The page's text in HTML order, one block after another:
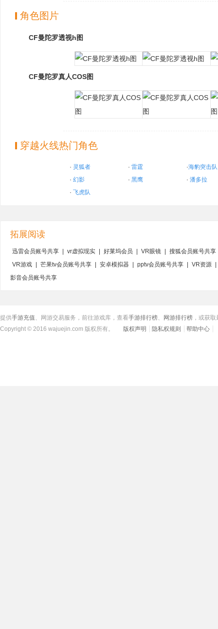
角色图片
CF曼陀罗透视h图
CF曼陀罗真人COS图
穿越火线热门角色
· 灵狐者 · 雷霆 ·海豹突击队
· 幻影 · 黑鹰 · 潘多拉
· 飞虎队
拓展阅读
迅雷会员账号共享 vr虚拟现实 好莱坞会员 VR眼镜
搜狐会员账号共享
VR游戏
芒果tv会员账号共享 安卓模拟器 pptv会员账号共享 VR资源
影音会员账号共享
提供手游充值、网游交易服务，前往游戏库，查看手游排行榜、 网游排行榜 ，或获
Copyright © 2016 wajuejin.com 版权所有。
版权声明 隐私权规则 帮助中心